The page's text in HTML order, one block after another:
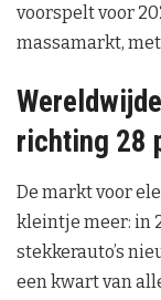
voorspelt voor
massamarkt,
richting 28
De markt voor
kleintje meer: in
stekkerauto’s
een kwart van